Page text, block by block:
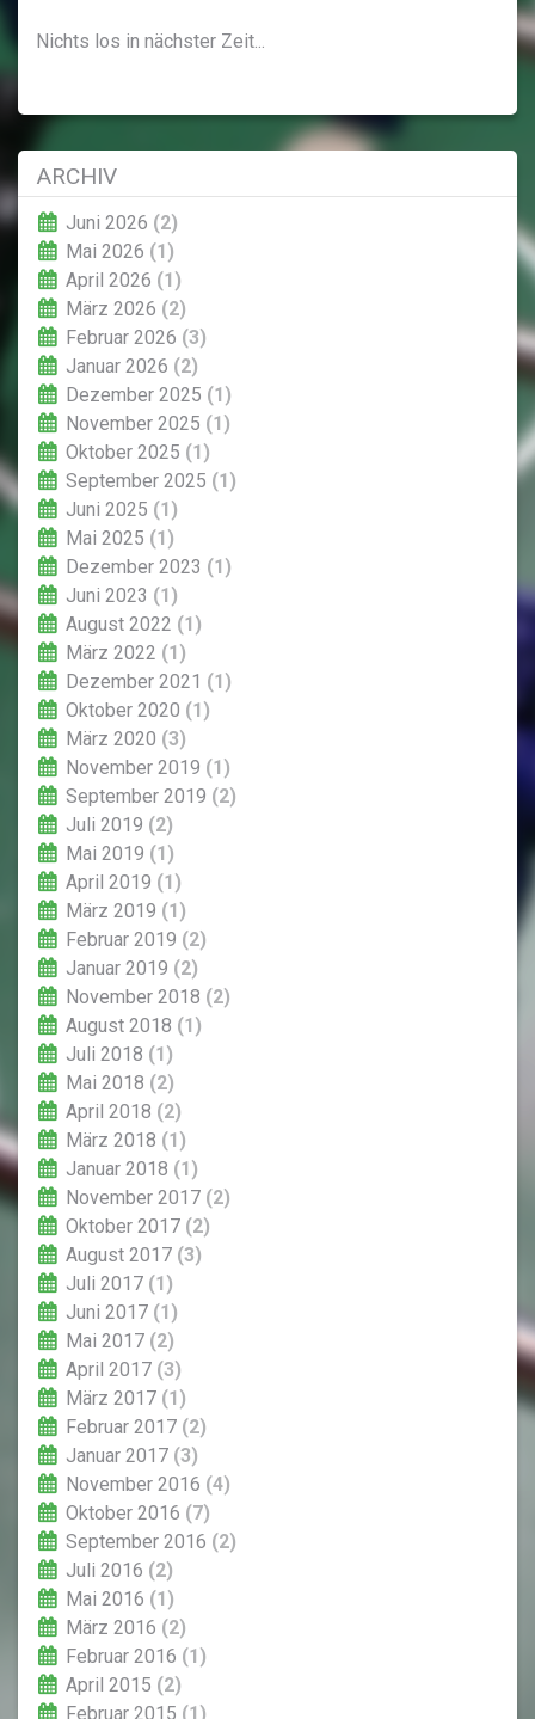
Nichts los in nächster Zeit...
ARCHIV
Juni 2026 (2)
Mai 2026 (1)
April 2026 (1)
März 2026 (2)
Februar 2026 (3)
Januar 2026 (2)
Dezember 2025 (1)
November 2025 (1)
Oktober 2025 (1)
September 2025 (1)
Juni 2025 (1)
Mai 2025 (1)
Dezember 2023 (1)
Juni 2023 (1)
August 2022 (1)
März 2022 (1)
Dezember 2021 (1)
Oktober 2020 (1)
März 2020 (3)
November 2019 (1)
September 2019 (2)
Juli 2019 (2)
Mai 2019 (1)
April 2019 (1)
März 2019 (1)
Februar 2019 (2)
Januar 2019 (2)
November 2018 (2)
August 2018 (1)
Juli 2018 (1)
Mai 2018 (2)
April 2018 (2)
März 2018 (1)
Januar 2018 (1)
November 2017 (2)
Oktober 2017 (2)
August 2017 (3)
Juli 2017 (1)
Juni 2017 (1)
Mai 2017 (2)
April 2017 (3)
März 2017 (1)
Februar 2017 (2)
Januar 2017 (3)
November 2016 (4)
Oktober 2016 (7)
September 2016 (2)
Juli 2016 (2)
Mai 2016 (1)
März 2016 (2)
Februar 2016 (1)
April 2015 (2)
Februar 2015 (1)